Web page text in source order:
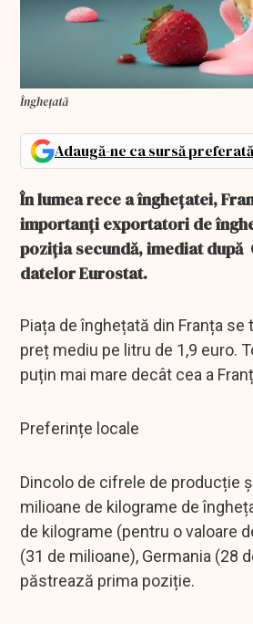
Înghețată
Adaugă-ne ca sursă
În lumea rece a înghețatei,
importanți exportatori de
poziția secundă, imediat
datelor Eurostat.
Piața de înghețată din Franța
preț mediu pe litru de 1,9 euro.
puțin mai mare decât cea a
Preferințe locale
Dincolo de cifrele de producție
milioane de kilograme de
de kilograme (pentru o valoare
(31 de milioane), Germania (28
păstrează prima poziție.